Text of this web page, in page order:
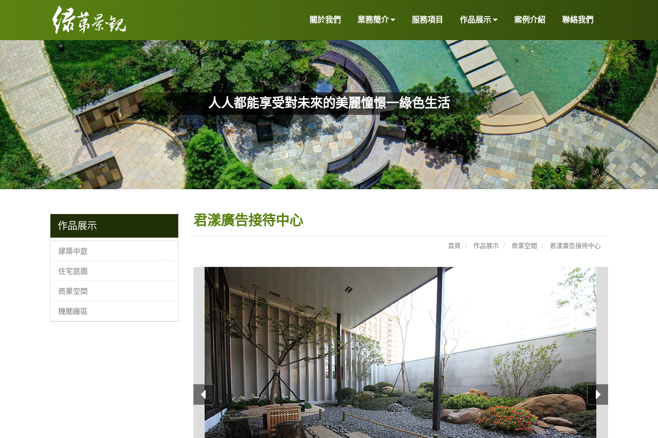
關於我們 業務簡介 服務項目 作品展示 案例介紹 聯絡我們
人人都能享受對未來的美麗憧憬一綠色生活
作品展示
建築中庭
住宅庭園
商業空間
機關廠區
君漾廣告接待中心
首頁 作品展示 商業空間 君漾廣告接待中心